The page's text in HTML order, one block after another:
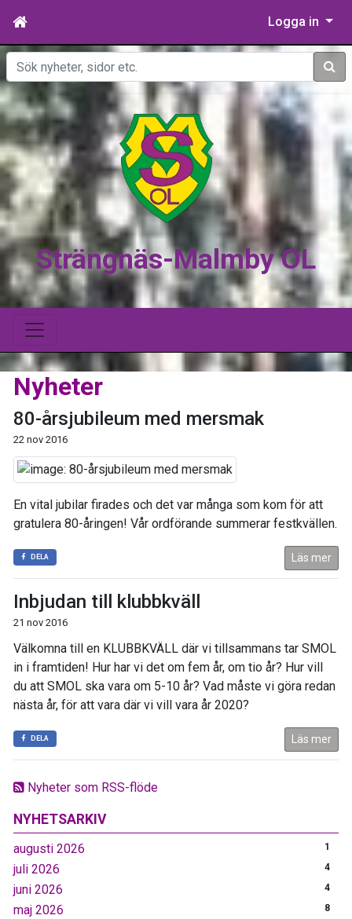
Logga in
Sök
Strängnäs-Malmby OL
Nyheter som RSS-flöde
NYHETSARKIV
augusti 2026 1
juli 2026 4
juni 2026 4
maj 2026 8
Nyheter
80-årsjubileum med mersmak
22 nov 2016
En vital jubilar firades och det var många som kom för att
gratulera 80-åringen! Vår ordförande summerar festkvällen.
DELA Läs mer
Inbjudan till klubbkväll
21 nov 2016
Välkomna till en KLUBBKVÄLL där vi tillsammans tar SMOL
in i framtiden! Hur har vi det om fem år, om tio år? Hur vill
du att SMOL ska vara om 5-10 år? Vad måste vi göra redan
nästa år, för att vara där vi vill vara år 2020?
DELA Läs mer